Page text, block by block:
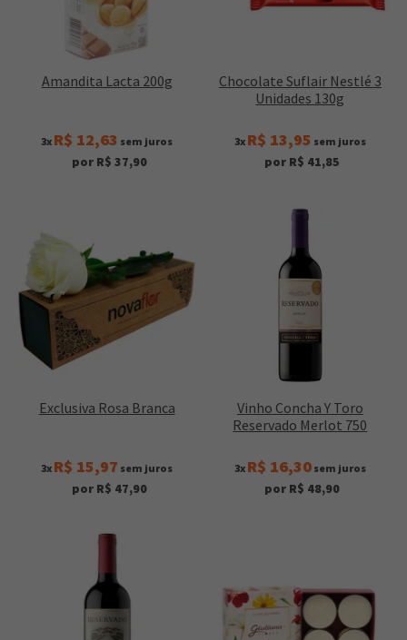
Amandita Lacta 200g
3x R$ 12,63 sem juros
por R$ 37,90
Chocolate Suflair Nestlé 3
Unidades 130g
3x R$ 13,95 sem juros
por R$ 41,85
Exclusiva Rosa Branca
3x R$ 15,97 sem juros
por R$ 47,90
Vinho Concha Y Toro
Reservado Merlot 750
3x R$ 16,30sem juros
por R$ 48,90